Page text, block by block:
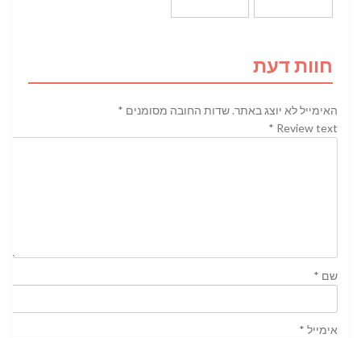
חוות דעת
האימייל לא יוצג באתר. שדות החובה מסומנים *
Review text
*
שם *
אימייל *